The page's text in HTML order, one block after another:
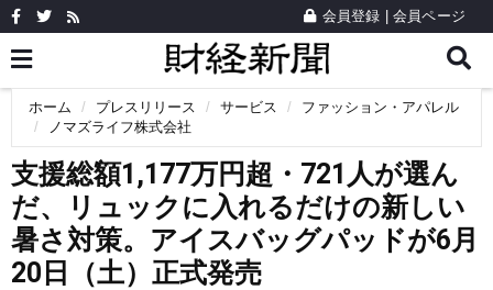
会員登録 会員ページ
ホーム プレスリリース サービス
ファッション・アパレル
ノマズライフ株式会社
支援総額1,177万円超・721人が選ん
だ、リュックに入れるだけの新しい
暑さ対策。アイスバッグパッドが6月
20日（土）正式発売